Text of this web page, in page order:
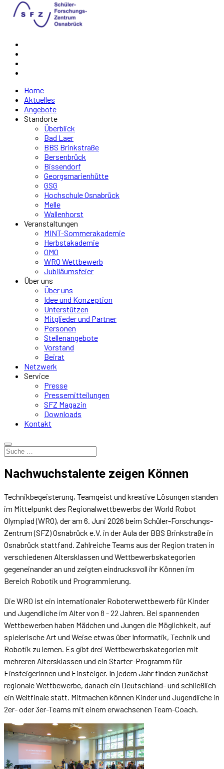
Home
Aktuelles
Angebote
Standorte
Überblick
Bad Laer
BBS Brinkstraße
Bersenbrück
Bissendorf
Georgsmarienhütte
GSG
Hochschule Osnabrück
Melle
Wallenhorst
Veranstaltungen
MINT-Sommerakademie
Herbstakademie
OMO
WRO Wettbewerb
Jubiläumsfeier
Über uns
Über uns
Idee und Konzeption
Unterstützen
Mitglieder und Partner
Personen
Stellenangebote
Vorstand
Beirat
Netzwerk
Service
Presse
Pressemitteilungen
SFZ Magazin
Downloads
Kontakt
Nachwuchstalente zeigen Können
Technikbegeisterung, Teamgeist und kreative Lösungen standen
im Mittelpunkt des Regionalwettbewerbs der World Robot
Olympiad (WRO), der am 6. Juni 2026 beim Schüler-Forschungs-
Zentrum (SFZ) Osnabrück e.V. in der Aula der BBS Brinkstraße in
Osnabrück stattfand. Zahlreiche Teams aus der Region traten in
verschiedenen Altersklassen und Wettbewerbskategorien
gegeneinander an und zeigten eindrucksvoll ihr Können im
Bereich Robotik und Programmierung.
Die WRO ist ein internationaler Roboterwettbewerb für Kinder
und Jugendliche im Alter von 8 - 22 Jahren. Bei spannenden
Wettbewerben haben Mädchen und Jungen die Möglichkeit, auf
spielerische Art und Weise etwas über Informatik, Technik und
Robotik zu lernen. Es gibt drei Wettbewerbskategorien mit
mehreren Altersklassen und ein Starter-Programm für
Einsteigerinnen und Einsteiger. In jedem Jahr finden zunächst
regionale Wettbewerbe, danach ein Deutschland- und schließlich
ein Weltfinale statt. Mitmachen können Kinder und Jugendliche in
2er- oder 3er-Teams mit einem erwachsenen Team-Coach.